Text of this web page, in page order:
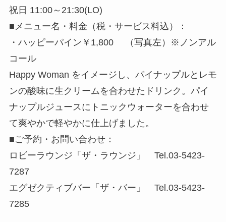
祝日 11:00～21:30(LO)
■メニュー名・料金（税・サービス料込）：
・ハッピーパイン￥1,800 （写真左）※ノンアル
コール
Happy Woman をイメージし、パイナップルとレモ
ンの酸味に生クリームを合わせたドリンク。パイ
ナップルジュースにトニックウォーターを合わせ
て爽やかで軽やかに仕上げました。
■ご予約・お問い合わせ：
ロビーラウンジ「ザ・ラウンジ」 Tel.03-5423-
7287
エグゼクティブバー「ザ・バー」 Tel.03-5423-
7285